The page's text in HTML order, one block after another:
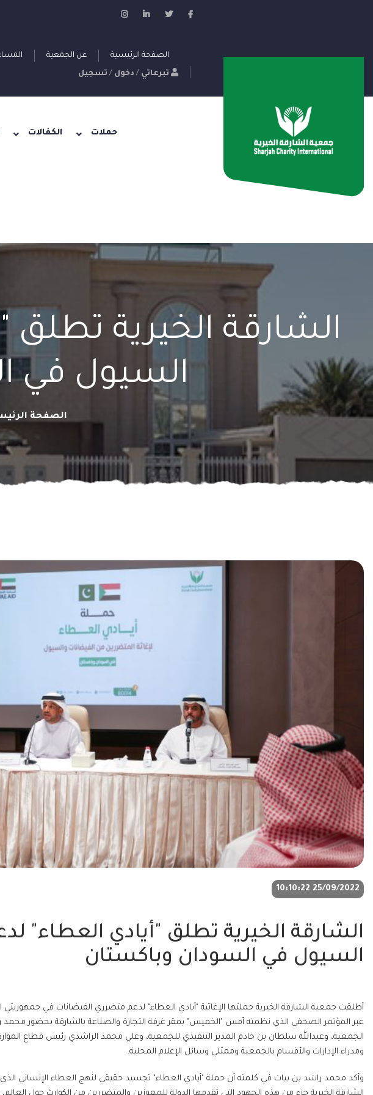
الصفحة الرئيسية عن الجمعية
تبرعاتي / دخول / تسجيل
الكفالات حملات
الشارقة الخيرية
السيول في
الصفحة
25/09/2022 10:10:22
الشارقة الخيرية تطلق "أيادي العطاء"
السيول في السودان وباكستان
أطلقت جمعية الشارقة الخيرية حملتها الإغاثية "أيادي العطاء" لدعم متضرري الفيضانات في
عبر المؤتمر الصحفي الذي نظمته أمس "الخميس" بمقر غرفة التجارة والصناعة بالشارقة بحضور
الجمعية، وعبدالله سلطان بن خادم المدير التنفيذي للجمعية، وعلي محمد الراشدي رئيس قطاع
ومدراء الإدارات والأقسام بالجمعية وممثلي وسائل الإعلام المحلية.
وأكد محمد راشد بن بيات في كلمته أن حملة "أيادي العطاء" تجسيد حقيقي لنهج العطاء الإنساني